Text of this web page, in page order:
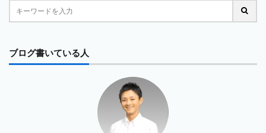
ブログ書いている人